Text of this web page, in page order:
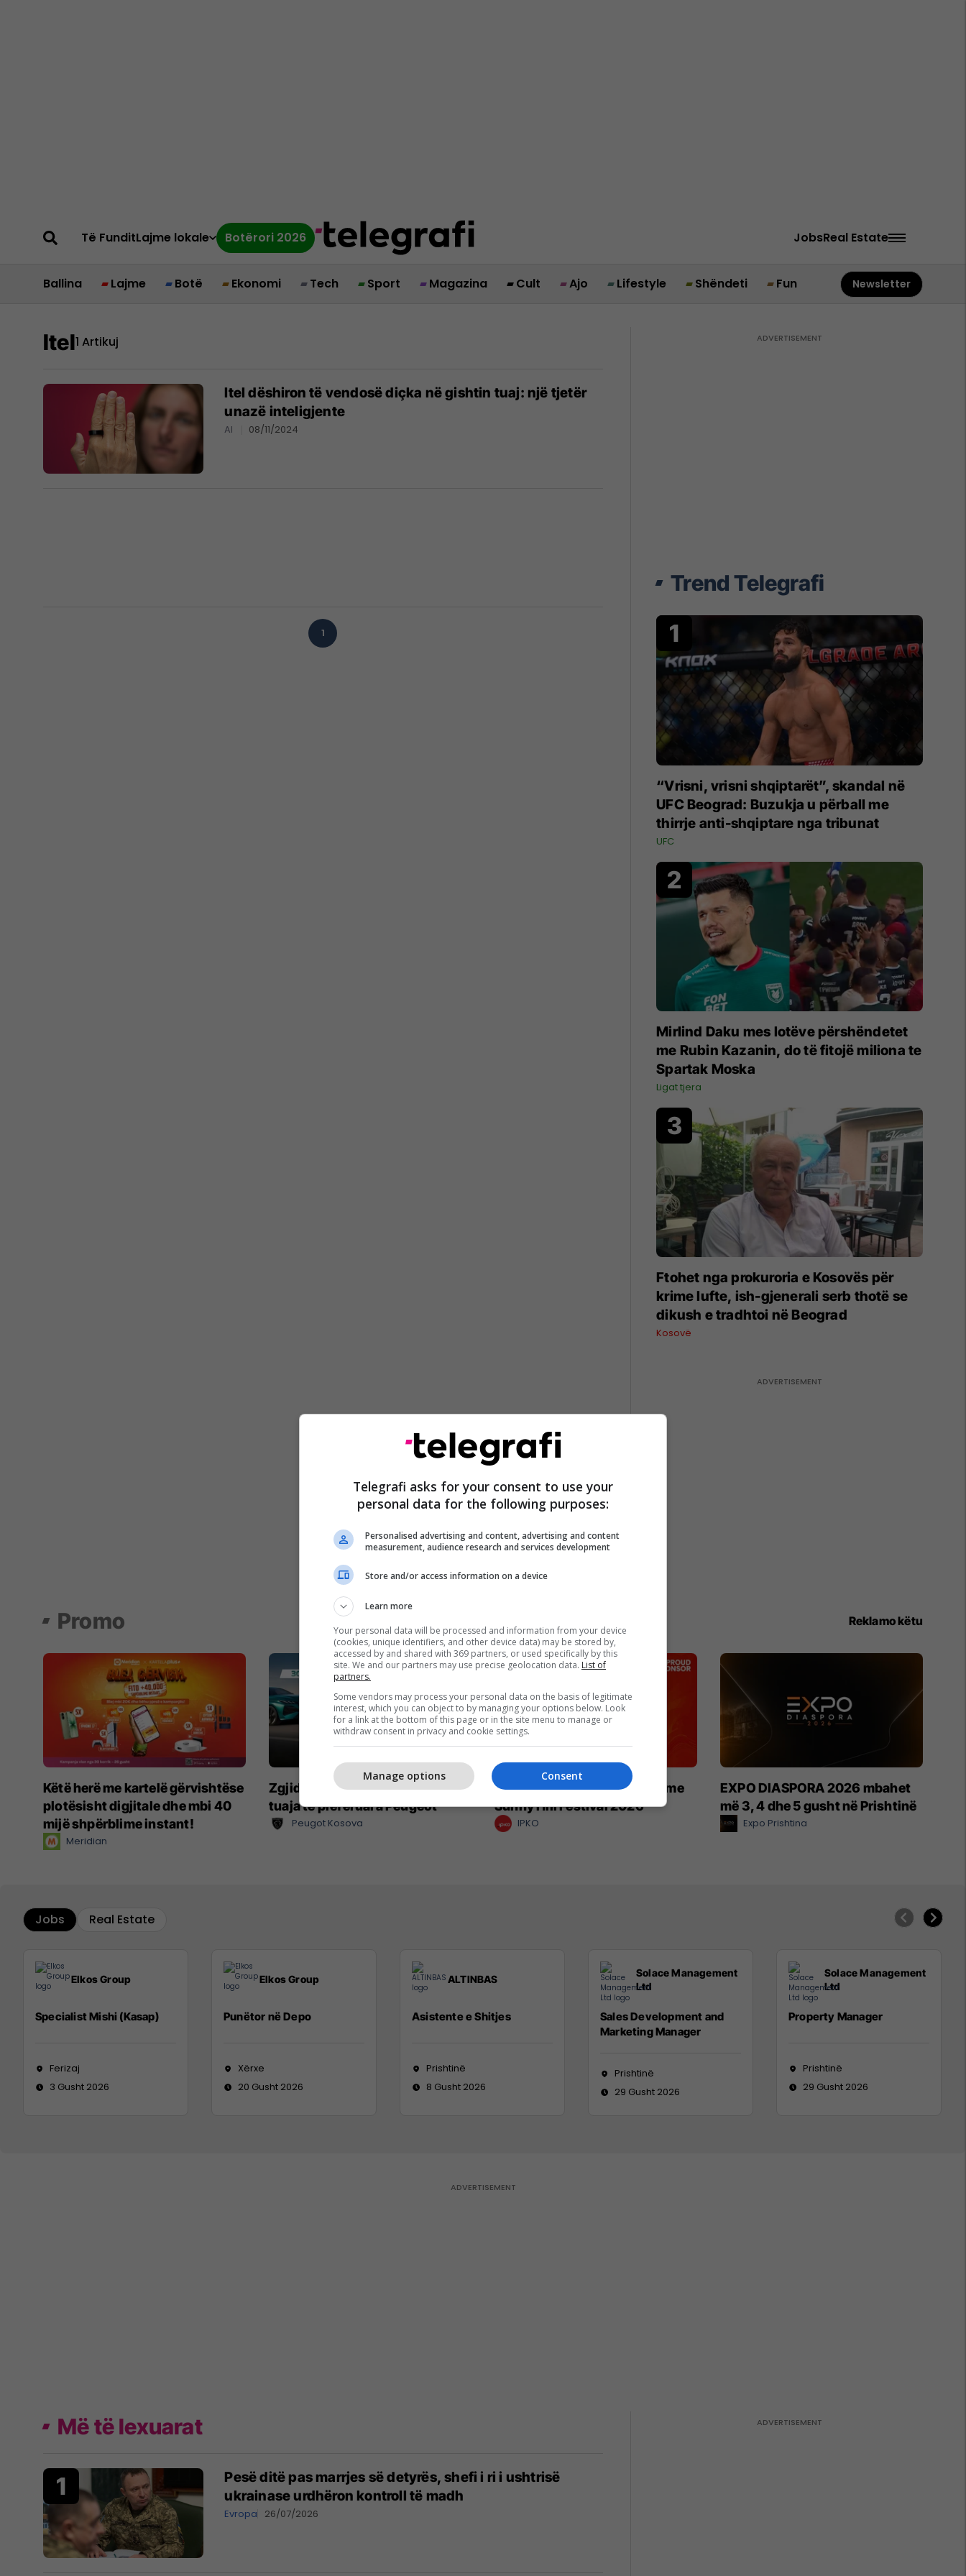
Të FunditLajme lokale Botërori 2026 JobsReal Estate
Ballina Lajme Botë Ekonomi Tech Sport Magazina Cult Ajo Lifestyle Shëndeti Fun Newsletter
Itel1 Artikuj
Itel dëshiron të vendosë diçka në gishtin tuaj: një tjetër
unazë inteligjente
AI 08/11/2024
1
Trend Telegrafi
“Vrisni, vrisni shqiptarët”, skandal në
UFC Beograd: Buzukja u përball me
thirrje anti-shqiptare nga tribunat
UFC
Mirlind Daku mes lotëve përshëndetet
me Rubin Kazanin, do të fitojë miliona te
Spartak Moska
Ligat tjera
Ftohet nga prokuroria e Kosovës për
krime lufte, ish-gjenerali serb thotë se
dikush e tradhtoi në Beograd
Kosovë
Promo Reklamo këtu
Këtë herë me kartelë gërvishtëse
plotësisht digjitale dhe mbi 40
mijë shpërblime instant!
Meridian
Zgjidhni një nga katër modelet
tuaja të preferuara Peugeot
Peugot Kosova
IPKO vazhdon partneritetin me
Sunny Hill Festival 2026
IPKO
EXPO DIASPORA 2026 mbahet
më 3, 4 dhe 5 gusht në Prishtinë
Expo Prishtina
Jobs Real Estate
Elkos Group
Specialist Mishi (Kasap)
Ferizaj
3 Gusht 2026
Elkos Group
Punëtor në Depo
Xërxe
20 Gusht 2026
ALTINBAS
Asistente e Shitjes
Prishtinë
8 Gusht 2026
Solace Management
Ltd
Sales Development and
Marketing Manager
Prishtinë
29 Gusht 2026
Solace Management
Ltd
Property Manager
Prishtinë
29 Gusht 2026
Më të lexuarat
Pesë ditë pas marrjes së detyrës, shefi i ri i ushtrisë
ukrainase urdhëron kontroll të madh
Evropa 26/07/2026
Telegrafi asks for your consent to use your
personal data for the following purposes:
Personalised advertising and content, advertising and content
measurement, audience research and services development
Store and/or access information on a device
Learn more
Your personal data will be processed and information from your device
(cookies, unique identifiers, and other device data) may be stored by,
accessed by and shared with 369 partners, or used specifically by this
site. We and our partners may use precise geolocation data. List of
partners.
Some vendors may process your personal data on the basis of legitimate
interest, which you can object to by managing your options below. Look
for a link at the bottom of this page or in the site menu to manage or
withdraw consent in privacy and cookie settings.
Consent
Manage options